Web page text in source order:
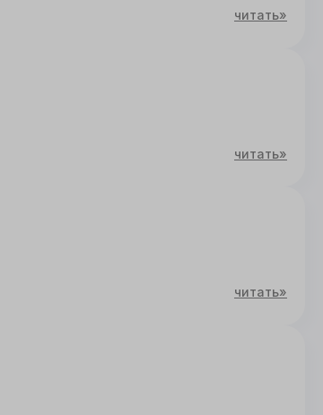
читать»
читать»
читать»